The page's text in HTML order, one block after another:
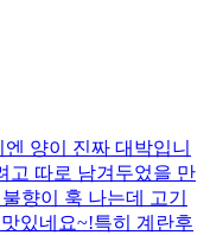
양이 진짜 대박입니
고 따로 남겨두었을 만
향이 훅 나는데 고기
있네요~!특히 계란후